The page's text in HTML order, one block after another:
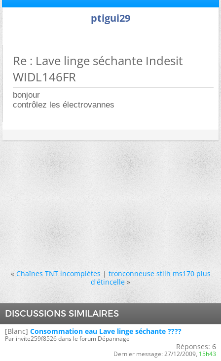
ptigui29
Re : Lave linge séchante Indesit
WIDL146FR
bonjour
contrôlez les électrovannes
« Chaînes TNT incomplètes|tronconneuse stilh ms170 plus
d'étincelle »
DISCUSSIONS SIMILAIRES
[Blanc] Consommation eau Lave linge séchante ????
Par invite259f8526 dans le forum Dépannage
Réponses: 6
Dernier message: 27/12/2009, 15h43